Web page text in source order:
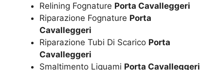
Relining Fognature Porta Cavalleggeri
Riparazione Fognature Porta
Cavalleggeri
Riparazione Tubi Di Scarico Porta
Cavalleggeri
Smaltimento Liquami Porta Cavalleggeri